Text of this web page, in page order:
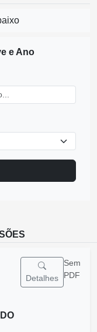
e Ano
Detalhes
Sem
PDF